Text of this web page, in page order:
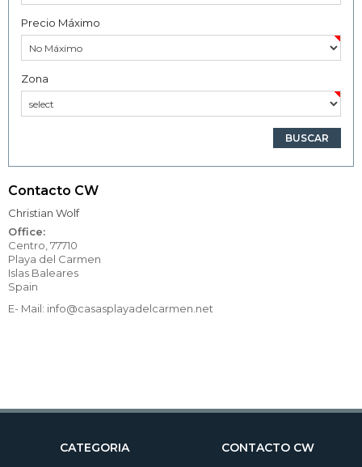
Precio Máximo
Zona
Contacto CW
Christian Wolf
Office:
Centro, 77710
Playa del Carmen
Islas Baleares
Spain
E- Mail: info@casasplayadelcarmen.net
CATEGORIA CONTACTO CW